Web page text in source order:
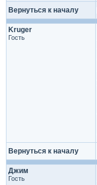
Вернуться к началу
Kruger
Гость
Вернуться к началу
Джим
Гость